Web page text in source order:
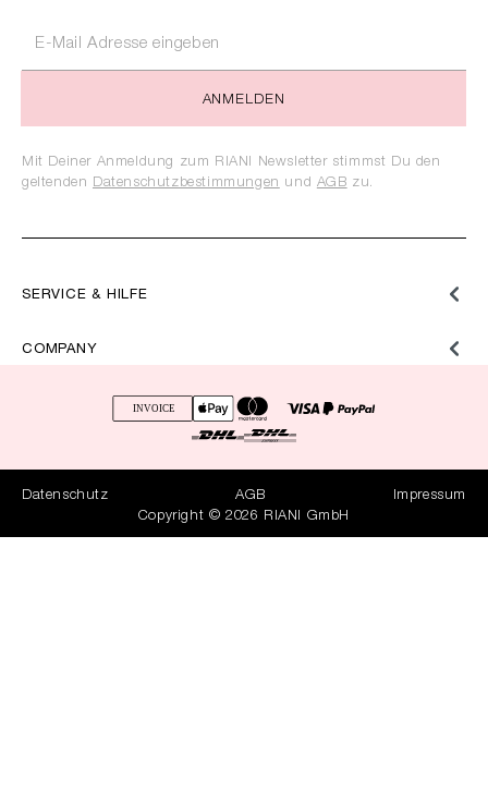
SERVICE & HILFE
COMPANY
ANMELDEN
Mit Deiner Anmeldung zum RIANI Newsletter stimmst Du den
geltenden Datenschutzbestimmungen und AGB zu.
Datenschutz AGB
Impressum
Copyright © 2026 RIANI GmbH